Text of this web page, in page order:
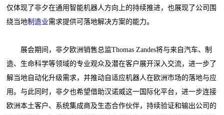
仅体现了非夕在通用智能机器人方向上的持续推进，也展现了公司围
绕当地制造业需求提供可落地解决方案的能力。
展会期间，非夕欧洲销售总监Thomas Zandes将与来自汽车、制
造、生命科学等领域的专业观众及潜在客户展开深入交流，进一步了
解当地自动化升级需求，并推动自适应机器人在欧洲市场的落地与应
用。与此同时，非夕也希望借助汉诺威这一国际化平台，进一步连接
欧洲本土客户、系统集成商及生态合作伙伴，持续验证和输出公司的